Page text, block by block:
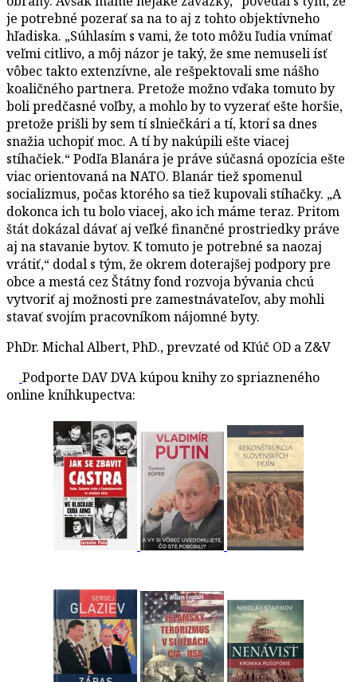
je potrebné pozerať sa na to aj z tohto objektívneho
hľadiska. „Súhlasím s vami, že toto môžu ľudia vnímať
veľmi citlivo, a môj názor je taký, že sme nemuseli ísť
vôbec takto extenzívne, ale rešpektovali sme nášho
koaličného partnera. Pretože možno vďaka tomuto by
boli predčasné voľby, a mohlo by to vyzerať ešte horšie,
pretože prišli by sem tí slniečkári a tí, ktorí sa dnes
snažia uchopiť moc. A tí by nakúpili ešte viacej
stíhačiek.“ Podľa Blanára je práve súčasná opozícia ešte
viac orientovaná na NATO. Blanár tiež spomenul
socializmus, počas ktorého sa tiež kupovali stíhačky. „A
dokonca ich tu bolo viacej, ako ich máme teraz. Pritom
štát dokázal dávať aj veľké finančné prostriedky práve
aj na stavanie bytov. K tomuto je potrebné sa naozaj
vrátiť,“ dodal s tým, že okrem doterajšej podpory pre
obce a mestá cez Štátny fond rozvoja bývania chcú
vytvoriť aj možnosti pre zamestnávateľov, aby mohli
stavať svojím pracovníkom nájomné byty.
PhDr. Michal Albert, PhD., prevzaté od Kľúč OD a Z&V
Podporte DAV DVA kúpou knihy zo spriazneného
online kníhkupectva: